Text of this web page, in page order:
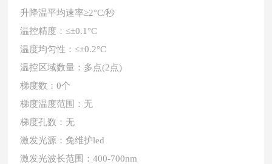
升降温平均速率≥2°C/秒
温控精度： ≤±0.1°C
温度均匀性： ≤±0.2°C
温控区域数量：多点(2点)
梯度数：0个
梯度温度范围：无
梯度孔数：无
激发光源：免维护led
激发光波长范围：400-700nm